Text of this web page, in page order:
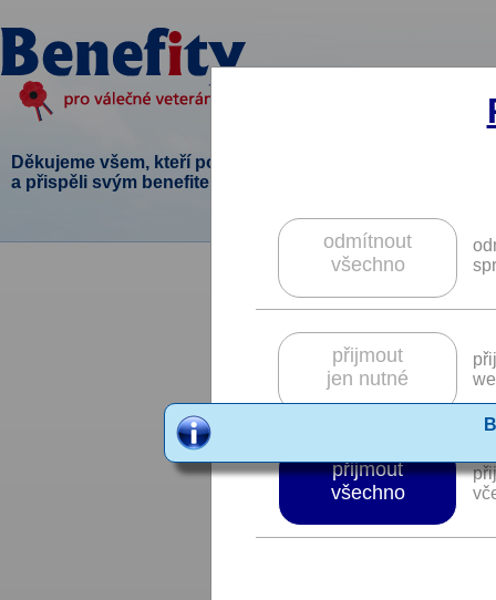
Děkujeme všem, kteří podpořili tento projekt
a přispěli svým benefitem.
odmítnout
všechno
přijmout
jen nutné
přijmout
všechno